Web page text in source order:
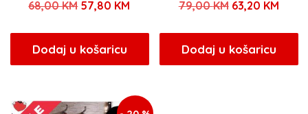
68,00KM Izvorna
bila
je:
57,80 KM
57,80 KM.
Dodaj u košaricu
79,00KM Izvorna
bila
je:
63,20 KM
Dodaj u košaricu